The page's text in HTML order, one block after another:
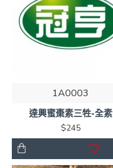
1A0003
達興蜜棗素三牲-全素
$245